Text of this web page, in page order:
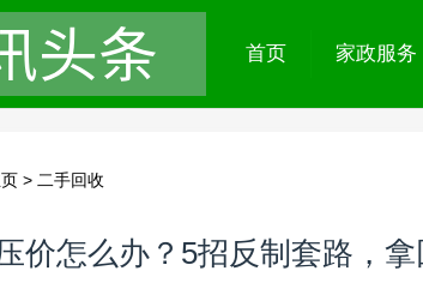
首页 家政服务
> 二手回收
价怎么办？5招反制套路，